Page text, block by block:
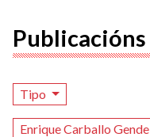
Publicacións
Tipo
Enrique Carballo Gende